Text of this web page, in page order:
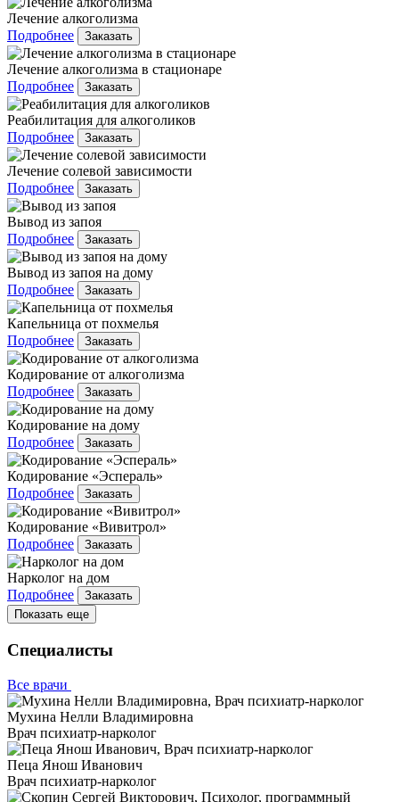
Лечение алкоголизма
Подробнее
Заказать
Лечение алкоголизма в стационаре
Подробнее
Заказать
Реабилитация для алкоголиков
Подробнее
Заказать
Лечение солевой зависимости
Подробнее
Заказать
Вывод из запоя
Подробнее
Заказать
Вывод из запоя на дому
Подробнее
Заказать
Капельница от похмелья
Подробнее
Заказать
Кодирование от алкоголизма
Подробнее
Заказать
Кодирование на дому
Подробнее
Заказать
Кодирование «Эспераль»
Подробнее
Заказать
Кодирование «Вивитрол»
Подробнее
Заказать
Нарколог на дом
Подробнее
Заказать
Показать еще
Специалисты
Все врачи
Мухина Нелли Владимировна
Врач психиатр-нарколог
Пеца Янош Иванович
Врач психиатр-нарколог